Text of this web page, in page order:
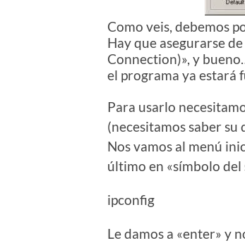
Como veis, debemos
Hay que asegurarse
Connection)», y
el programa ya estará
Para usarlo
(necesitamos saber
Nos vamos al menú
último en «símbolo del
ipconfig
Le damos a «enter» y